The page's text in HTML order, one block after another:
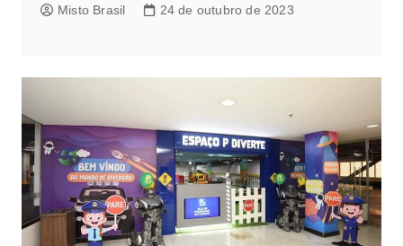
Misto Brasil 24 de outubro de 2023